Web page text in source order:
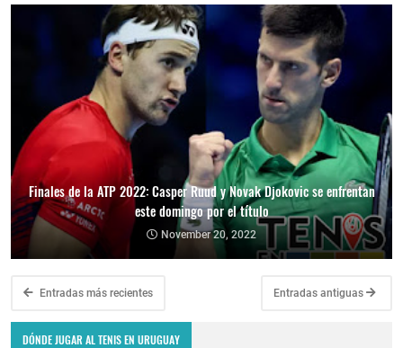
Finales de la ATP 2022: Casper Ruud y Novak Djokovic se enfrentan
este domingo por el título
November 20, 2022
Entradas más recientes Entradas antiguas
DÓNDE JUGAR AL TENIS EN URUGUAY